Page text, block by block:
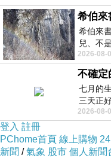
希伯來
希伯來
兒、不
祭物、
2026-08-
不確定
七月的
三天正
點虛，
2026-08-
登入 註冊
PChome首頁 線上購物
新聞 /氣象 股市 個人新聞